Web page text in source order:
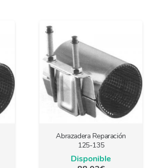
Abrazadera Reparación
125-135
Disponible